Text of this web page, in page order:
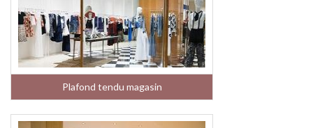
Plafond tendu magasin